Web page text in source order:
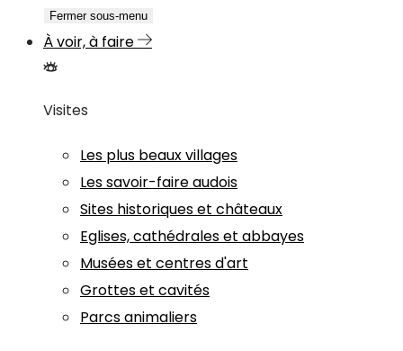
Fermer sous-menu
À voir, à faire
Visites
Les plus beaux villages
Les savoir-faire audois
Sites historiques et châteaux
Eglises, cathédrales et abbayes
Musées et centres d'art
Grottes et cavités
Parcs animaliers